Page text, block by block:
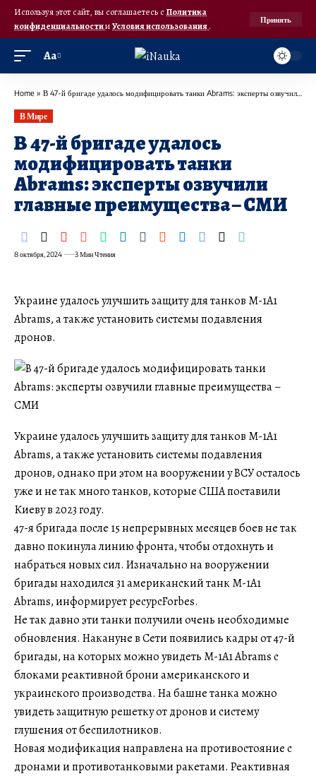
Используя этот сайт, вы соглашаетесь с Политика
конфиденциальностииУсловия использования.
Принять
Аа
Home » ​В 47-й бригаде удалось модифицировать танки Abrams: эксперты озвучили главные преимущества – СМИ
В Мире
​В 47-й бригаде удалось
модифицировать танки
Abrams: эксперты озвучили
главные преимущества – СМИ
8 октября, 2024 3 Мин Чтения
Украине удалось улучшить защиту для танков M-1A1
Abrams, а также установить системы подавления
дронов.
Украине удалось улучшить защиту для танков M-1A1
Abrams, а также установить системы подавления
дронов, однако при этом на вооружении у ВСУ осталось
уже и не так много танков, которые США поставили
Киеву в 2023 году.
47-я бригада после 15 непрерывных месяцев боев не так
давно покинула линию фронта, чтобы отдохнуть и
набраться новых сил. Изначально на вооружении
бригады находился 31 американский танк M-1A1
Abrams, информирует ресурсForbes.
Не так давно эти танки получили очень необходимые
обновления. Накануне в Сети появились кадры от 47-й
бригады, на которых можно увидеть M-1A1 Abrams с
блоками реактивной брони американского и
украинского производства. На башне танка можно
увидеть защитную решетку от дронов и систему
глушения от беспилотников.
Новая модификация направлена на противостояние с
дронами и противотанковыми ракетами. Реактивная